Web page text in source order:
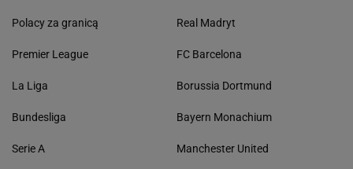
Polacy za granicą
Premier League
La Liga
Bundesliga
Serie A
Real Madryt
FC Barcelona
Borussia Dortmund
Bayern Monachium
Manchester United